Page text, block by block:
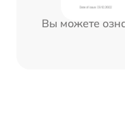
Вы можете